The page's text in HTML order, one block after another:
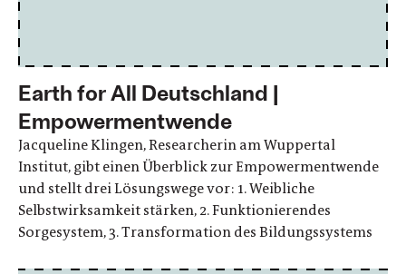
Earth for All Deutschland |
Empowermentwende
Jacqueline Klingen, Researcherin am Wuppertal
Institut, gibt einen Überblick zur Empowermentwende
und stellt drei Lösungswege vor: 1. Weibliche
Selbstwirksamkeit stärken, 2. Funktionierendes
Sorgesystem, 3. Transformation des Bildungssystems